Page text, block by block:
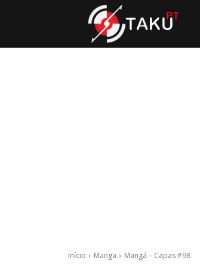
Início Manga Mangá – Capas #98